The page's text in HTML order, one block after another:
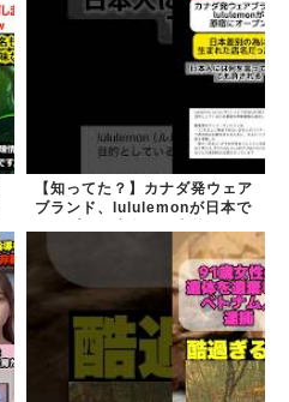
【知ってた？】カナダ発ウェア
ブランド、lululemonが日本で